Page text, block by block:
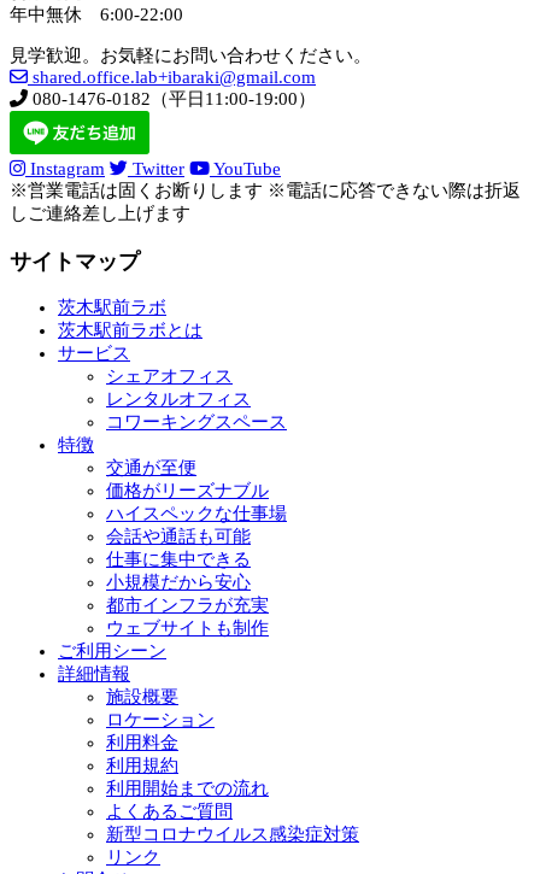
年中無休 6:00-22:00
見学歓迎。お気軽にお問い合わせください。
shared.office.lab+ibaraki@gmail.com
080-1476-0182（平日11:00-19:00）
Instagram Twitter
YouTube
※営業電話は固くお断りします ※電話に応答できない際は折返
しご連絡差し上げます
サイトマップ
茨木駅前ラボ
茨木駅前ラボとは
サービス
シェアオフィス
レンタルオフィス
コワーキングスペース
特徴
交通が至便
価格がリーズナブル
ハイスペックな仕事場
会話や通話も可能
仕事に集中できる
小規模だから安心
都市インフラが充実
ウェブサイトも制作
ご利用シーン
詳細情報
施設概要
ロケーション
利用料金
利用規約
利用開始までの流れ
よくあるご質問
新型コロナウイルス感染症対策
リンク